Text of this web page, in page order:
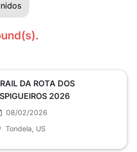
DA ROTA DOS
2026
08/02/2026
Tondela , US